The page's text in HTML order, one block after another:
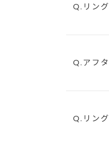
Q.リン
Q.アフ
Q.リン